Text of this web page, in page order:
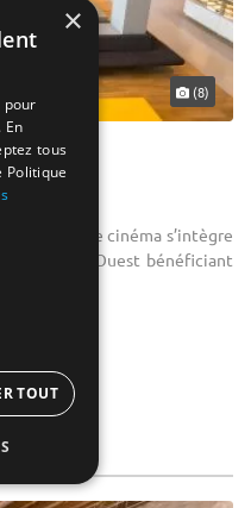
(8)
de Paris, ce cinéma s’intègre
Grand Ouest bénéficiant
et ...
×
pour
tous
Politique
TOUT